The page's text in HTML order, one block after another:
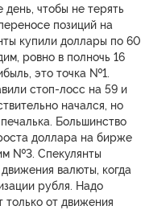
чтобы не терять
позиций на
купили доллары по 60
ровно в полночь 16
это точка №1.
стоп-лосс на 59 и
начался, но
Большинство
доллара на бирже
№3. Спекулянты
валюты, когда
рубля. Надо
только от движения